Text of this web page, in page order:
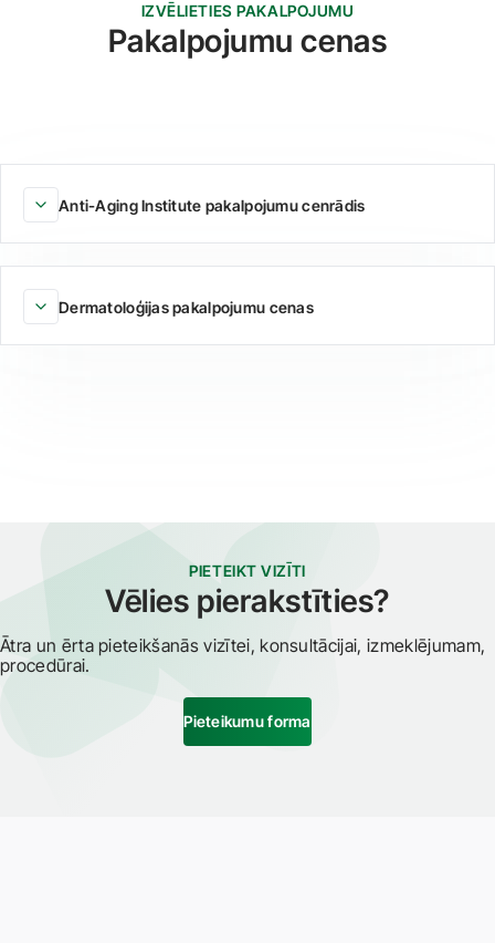
IZVĒLIETIES PAKALPOJUMU
Pakalpojumu cenas
Anti-Aging Institute pakalpojumu cenrādis
Dermatoloģijas pakalpojumu cenas
PIETEIKT VIZĪTI
Vēlies pierakstīties?
Ātra un ērta pieteikšanās vizītei, konsultācijai, izmeklējumam,
procedūrai.
Pieteikumu forma